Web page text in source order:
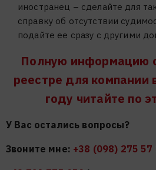
иностранец – сделайте для
справку об отсутствии
подайте ее сразу с другими
Полную информацию
реестре для компании
году читайте по
У Вас остались вопросы?
Звоните мне: +38 (098) 275 57